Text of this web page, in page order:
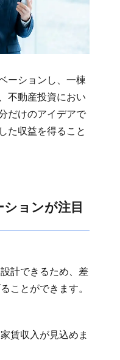
ーションし、一棟
不動産投資におい
だけのアイデアで
た収益を得ること
ョンが注目
計できるため、差
ことができます。
賃収入が見込めま